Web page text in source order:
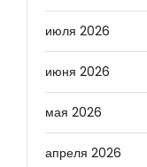
июля 2026
июня 2026
мая 2026
апреля 2026